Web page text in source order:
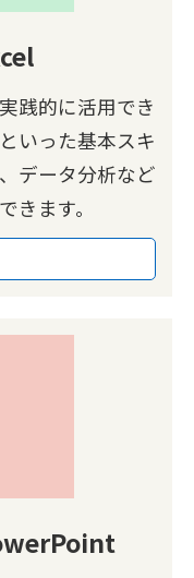
践的に活用でき
いった基本スキ
データ分析など
きます。